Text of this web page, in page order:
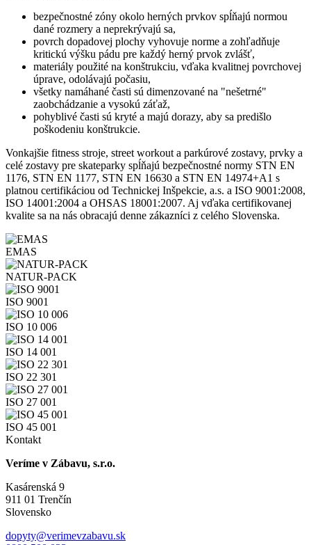
bezpečnostné zóny okolo herných prvkov spĺňajú normou
dané rozmery a neprekrývajú sa,
povrch dopadovej plochy vyhovuje norme a zohľadňuje
kritickú výšku pádu pre každý herný prvok zvlášť,
materiály použité na konštrukciu, vďaka kvalitnej povrchovej
úprave, odolávajú počasiu,
všetky namáhané časti sú dimenzované na "nešetrné"
zaobchádzanie a vysokú záťaž,
pohyblivé časti sú kryté a majú dorazy, aby sa predišlo
poškodeniu konštrukcie.
Vonkajšie fitness stroje, street workout a parkúrové zostavy, prvky a
celé zostavy pre skateparky spĺňajú bezpečnostné normy STN EN
1176, STN EN 1177, STN EN 16630 a STN EN 14974+A1 s
platnou certifikáciou od Technickej Inšpekcie, a.s. a ISO 9001:2008,
ISO 14001:2004 a OHSAS 18001:2007. Aj vďaka certifikovanej
kvalite sa na nás obracajú denne zákazníci z celého Slovenska.
EMAS
NATUR-PACK
ISO 9001
ISO 10 006
ISO 14 001
ISO 22 301
ISO 27 001
ISO 45 001
Kontakt
Veríme v Zábavu, s.r.o.
Kasárenská 9
911 01 Trenčín
Slovensko
dopyty@verimevzabavu.sk